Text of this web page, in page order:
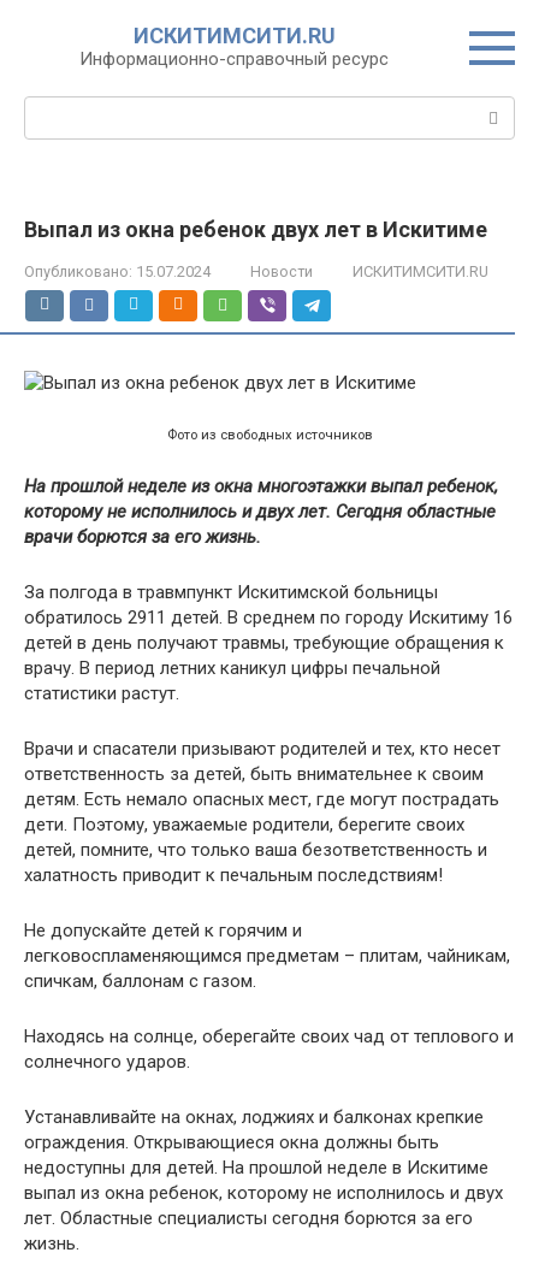
ИСКИТИМСИТИ.RU
Информационно-справочный ресурс
Выпал из окна ребенок двух лет в Искитиме
Опубликовано: 15.07.2024 Новости ИСКИТИМСИТИ.RU
Фото из свободных источников
На прошлой неделе из окна многоэтажки выпал ребенок,
которому не исполнилось и двух лет. Сегодня областные
врачи борются за его жизнь.
За полгода в травмпункт Искитимской больницы
обратилось 2911 детей. В среднем по городу Искитиму 16
детей в день получают травмы, требующие обращения к
врачу. В период летних каникул цифры печальной
статистики растут.
Врачи и спасатели призывают родителей и тех, кто несет
ответственность за детей, быть внимательнее к своим
детям. Есть немало опасных мест, где могут пострадать
дети. Поэтому, уважаемые родители, берегите своих
детей, помните, что только ваша безответственность и
халатность приводит к печальным последствиям!
Не допускайте детей к горячим и
легковоспламеняющимся предметам – плитам, чайникам,
спичкам, баллонам с газом.
Находясь на солнце, оберегайте своих чад от теплового и
солнечного ударов.
Устанавливайте на окнах, лоджиях и балконах крепкие
ограждения. Открывающиеся окна должны быть
недоступны для детей. На прошлой неделе в Искитиме
выпал из окна ребенок, которому не исполнилось и двух
лет. Областные специалисты сегодня борются за его
жизнь.